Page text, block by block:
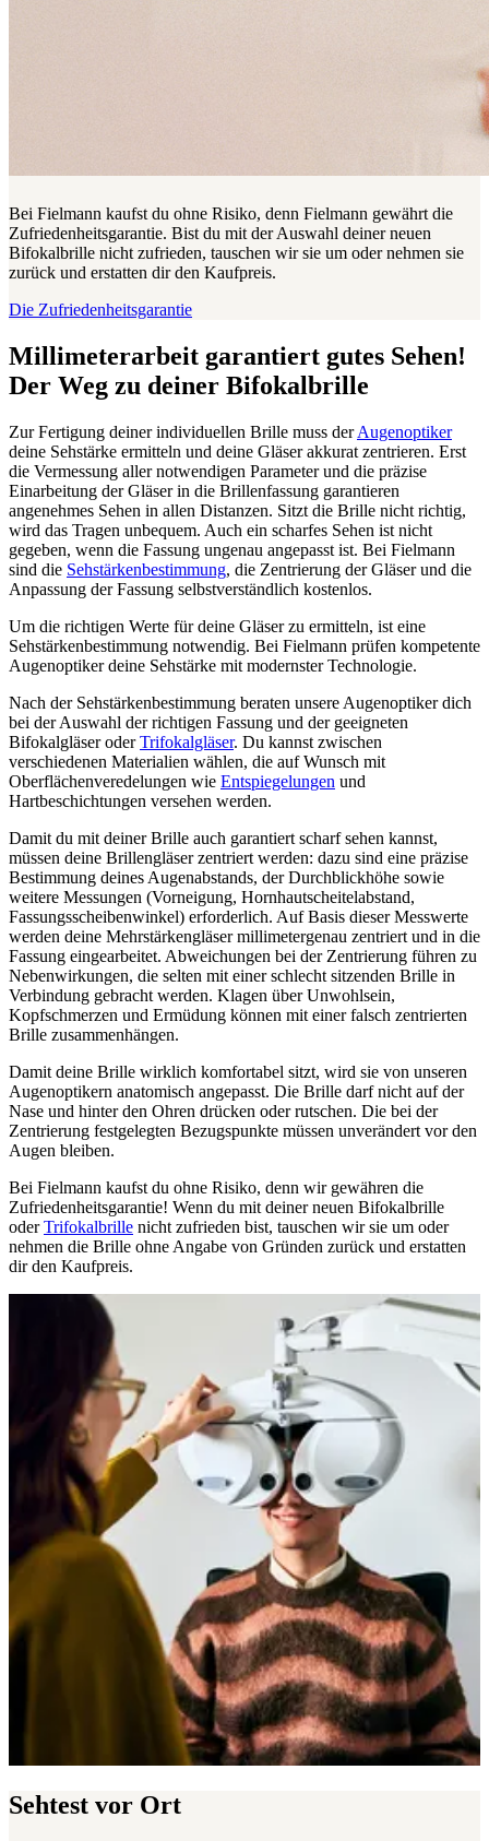
Bei Fielmann kaufst du ohne Risiko, denn Fielmann gewährt die
Zufriedenheitsgarantie. Bist du mit der Auswahl deiner neuen
Bifokalbrille nicht zufrieden, tauschen wir sie um oder nehmen sie
zurück und erstatten dir den Kaufpreis.
Die Zufriedenheitsgarantie
Millimeterarbeit garantiert gutes Sehen!
Der Weg zu deiner Bifokalbrille
Zur Fertigung deiner individuellen Brille muss derAugenoptiker
deine Sehstärke ermitteln und deine Gläser akkurat zentrieren. Erst
die Vermessung aller notwendigen Parameter und die präzise
Einarbeitung der Gläser in die Brillenfassung garantieren
angenehmes Sehen in allen Distanzen. Sitzt die Brille nicht richtig,
wird das Tragen unbequem. Auch ein scharfes Sehen ist nicht
gegeben, wenn die Fassung ungenau angepasst ist. Bei Fielmann
sind die Sehstärkenbestimmung, die Zentrierung der Gläser und die
Anpassung der Fassung selbstverständlich kostenlos.
Um die richtigen Werte für deine Gläser zu ermitteln, ist eine
Sehstärkenbestimmung notwendig. Bei Fielmann prüfen kompetente
Augenoptiker deine Sehstärke mit modernster Technologie.
Nach der Sehstärkenbestimmung beraten unsere Augenoptiker dich
bei der Auswahl der richtigen Fassung und der geeigneten
Bifokalgläser oderTrifokalgläser. Du kannst zwischen
verschiedenen Materialien wählen, die auf Wunsch mit
Oberflächenveredelungen wie Entspiegelungen und
Hartbeschichtungen versehen werden.
Damit du mit deiner Brille auch garantiert scharf sehen kannst,
müssen deine Brillengläser zentriert werden: dazu sind eine präzise
Bestimmung deines Augenabstands, der Durchblickhöhe sowie
weitere Messungen (Vorneigung, Hornhautscheitelabstand,
Fassungsscheibenwinkel) erforderlich. Auf Basis dieser Messwerte
werden deine Mehrstärkengläser millimetergenau zentriert und in die
Fassung eingearbeitet. Abweichungen bei der Zentrierung führen zu
Nebenwirkungen, die selten mit einer schlecht sitzenden Brille in
Verbindung gebracht werden. Klagen über Unwohlsein,
Kopfschmerzen und Ermüdung können mit einer falsch zentrierten
Brille zusammenhängen.
Damit deine Brille wirklich komfortabel sitzt, wird sie von unseren
Augenoptikern anatomisch angepasst. Die Brille darf nicht auf der
Nase und hinter den Ohren drücken oder rutschen. Die bei der
Zentrierung festgelegten Bezugspunkte müssen unverändert vor den
Augen bleiben.
Bei Fielmann kaufst du ohne Risiko, denn wir gewähren die
Zufriedenheitsgarantie! Wenn du mit deiner neuen Bifokalbrille
oderTrifokalbrille nicht zufrieden bist, tauschen wir sie um oder
nehmen die Brille ohne Angabe von Gründen zurück und erstatten
dir den Kaufpreis.
Sehtest vor Ort